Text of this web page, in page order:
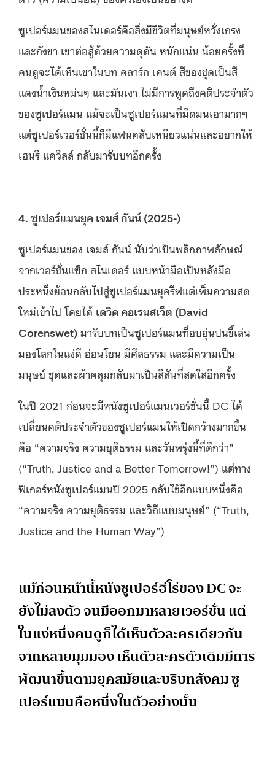
ซูเปอร์แมนของสไนเดอร์คือสิ่งมีชีวิตที่มนุษย์หวั่งเกรง
และกังขา เขาต่อสู้ด้วยความดุดัน หนักแน่น น้อยครั้งที่
คนดูจะได้เห็นเขาในบท คลาร์ก เคนต์ สีของชุดเป็นสี
แดงน้ำเงินหม่นๆ และมันเงา ไม่มีการพูดถึงคติประจำตัว
ของซูเปอร์แมน แม้จะเป็นซูเปอร์แมนที่มืดมนเอามากๆ
แต่ซูเปอร์เวอร์ชั่นนี้ก็มีแฟนคลับเหนียวแน่นและอยากให้
เฮนรี แควิลล์ กลับมารับบทอีกครั้ง
4. ซูเปอร์แมนยุค เจมส์ กันน์ (2025-)
ซูเปอร์แมนของ เจมส์ กันน์ นับว่าเป็นพลิกภาพลักษณ์
จากเวอร์ชั่นแซ็ก สไนเดอร์ แบบหน้ามือเป็นหลังมือ
ประหนึ่งย้อนกลับไปสู่ซูเปอร์แมนยุครีฟแต่เพิ่มความสด
ใหม่เข้าไป โดยได้ เดวิด คอเรนสเว็ต (David
Corenswet) มารับบทเป็นซูเปอร์แมนที่อบอุ่นปนขี้เล่น
มองโลกในแง่ดี อ่อนโยน มีศีลธรรม และมีความเป็น
มนุษย์ ชุดและผ้าคลุมกลับมาเป็นสีสันที่สดใสอีกครั้ง
ในปี 2021 ก่อนจะมีหนังซูเปอร์แมนเวอร์ชั่นนี้ DC ได้
เปลี่ยนคติประจำตัวของซูเปอร์แมนให้เปิดกว้างมากขึ้น
คือ “ความจริง ความยุติธรรม และวันพรุ่งนี้ที่ดีกว่า”
(“Truth, Justice and a Better Tomorrow!”) แต่ทาง
ฟิเกอร์หนังซูเปอร์แมนปี 2025 กลับใช้อีกแบบหนึ่งคือ
“ความจริง ความยุติธรรม และวิถีแบบมนุษย์” (“Truth,
Justice and the Human Way”)
แม้ก่อนหน้านี้หนังซูเปอร์ฮีโร่ของ DC จะ
ยังไม่ลงตัว จนมีออกมาหลายเวอร์ชั่น แต่
ในแง่หนึ่งคนดูก็ได้เห็นตัวละครเดียวกัน
จากหลายมุมมอง เห็นตัวละครตัวเดิมมีการ
พัฒนาขึ้นตามยุคสมัยและบริบทสังคม ซู
เปอร์แมนคือหนึ่งในตัวอย่างนั้น